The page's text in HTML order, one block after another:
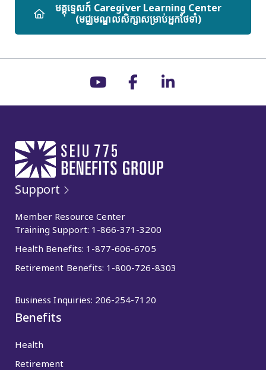
មគ្គុទ្ទេសក៍ Caregiver Learning Center
(មជ្ឈមណ្ឌលសិក្សាសម្រាប់អ្នកថែទាំ)
Support
Member Resource Center
Training Support: 1-866-371-3200
Health Benefits: 1-877-606-6705
Retirement Benefits: 1-800-726-8303
Business Inquiries: 206-254-7120
Benefits
Health
Retirement